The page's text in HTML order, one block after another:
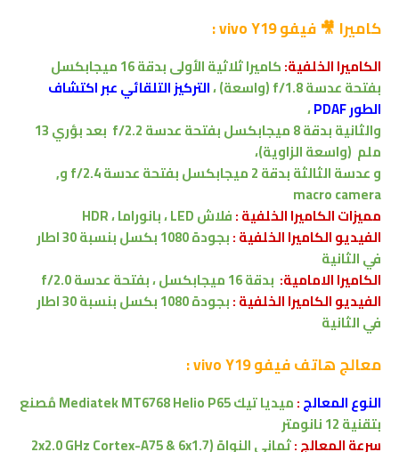
كاميرا 🎥فيفو vivo Y19 :
الكاميرا الخلفية:كاميرا ثلاثية الأولى
بدقة 16 ميجابكسل
بفتحة عدسة f/1.8 (واسعة)
،التركيز التلقائي عبر اكتشاف
الطور PDAF
،
والثانية بدقة 8 ميجابكسل بفتحة عدسة f/2.2 بعد بؤري 13
ملم (واسعة الزاوية)،
و عدسة الثالثة بدقة 2 ميجابكسل بفتحة عدسة f/2.4 و
,
macro camera
مميزاتالكاميرا الخلفية :فلاش LED ، بانوراما، HDR
الفيديو الكاميرا الخلفية :
بجودة 1080 بكسل بنسبة 30 اطار
في الثانية
الكاميرا الامامية: بدقة 16 ميجابكسل ،بفتحة عدسة f/2.0
الفيديو الكاميرا الخلفية:
بجودة 1080 بكسل بنسبة 30 اطار
في الثانية
معالجهاتف فيفو vivo Y19 :
النوع المعالج:ميديا تيكMediatek MT6768 Helio P65مُصنع
بتقنية 12 نانومتر
سرعة المعالج :ثماني النواة (2x2.0 GHz Cortex-A75 & 6x1.7